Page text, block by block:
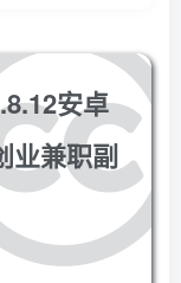
安卓
业兼职副